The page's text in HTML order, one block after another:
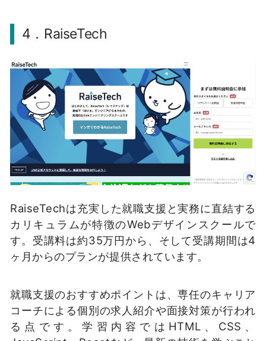
4．RaiseTech
RaiseTechは充実した就職支援と実務に直結する
カリキュラムが特徴のWebデザインスクールで
す。受講料は約35万円から、そして受講期間は4
ヶ月からのプランが提供されています。
就職支援のおすすめポイントは、専任のキャリア
コーチによる個別の求人紹介や面接対策が行われ
る点です。学習内容ではHTML、CSS、